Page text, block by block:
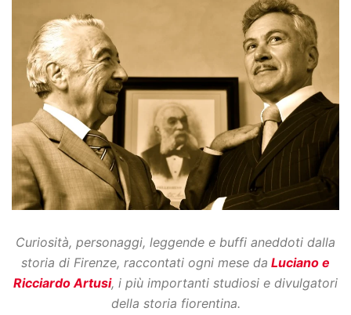
Curiosità, personaggi, leggende e buffi aneddoti dalla
storia di Firenze, raccontati ogni mese da Luciano e
Ricciardo Artusi, i più importanti studiosi e divulgatori
della storia fiorentina.